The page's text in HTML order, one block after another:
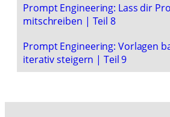
Prompt Engineering: Lass dir
mitschreiben | Teil 8
Prompt Engineering: Vorlagen
iterativ steigern | Teil 9